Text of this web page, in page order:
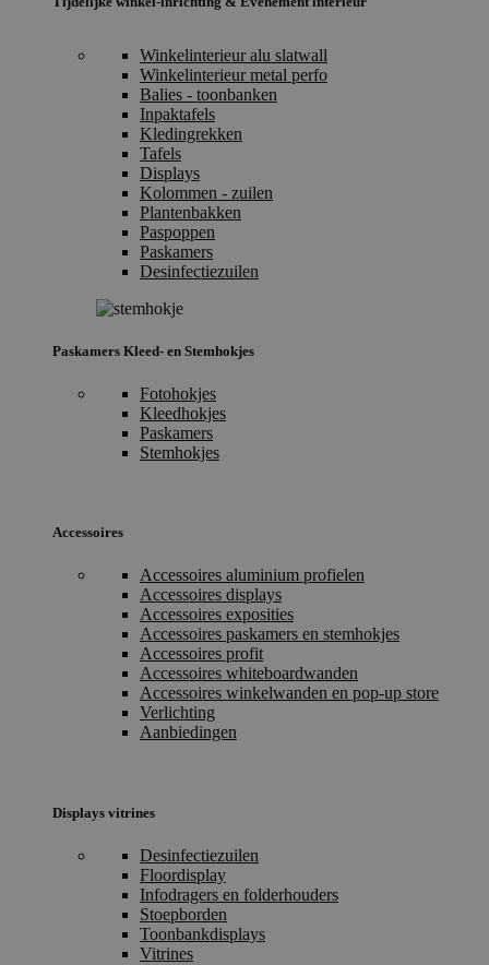
Winkelinterieur alu slatwall
Winkelinterieur metal perfo
Balies - toonbanken
Inpaktafels
Kledingrekken
Tafels
Displays
Kolommen - zuilen
Plantenbakken
Paspoppen
Paskamers
Desinfectiezuilen
Paskamers Kleed- en Stemhokjes
Fotohokjes
Kleedhokjes
Paskamers
Stemhokjes
Accessoires
Accessoires aluminium profielen
Accessoires displays
Accessoires exposities
Accessoires paskamers en stemhokjes
Accessoires profit
Accessoires whiteboardwanden
Accessoires winkelwanden en pop-up store
Verlichting
Aanbiedingen
Displays vitrines
Desinfectiezuilen
Floordisplay
Infodragers en folderhouders
Stoepborden
Toonbankdisplays
Vitrines